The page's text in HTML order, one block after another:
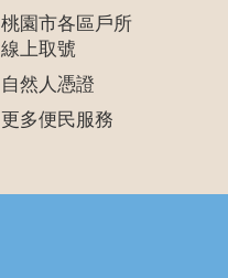
桃園市各區戶所
線上取號
自然人憑證
更多便民服務